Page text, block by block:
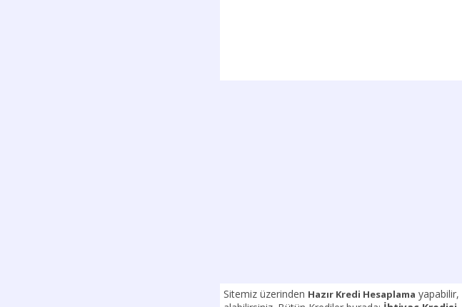
Sitemiz üzerinden Hazır Kredi Hesaplama yapabilir,